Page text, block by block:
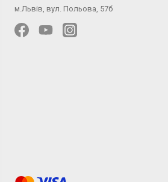
м.Львів, вул. Польова, 57б